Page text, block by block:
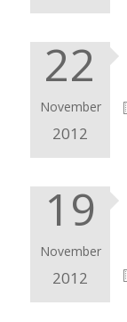
22
November
2012
19
November
2012